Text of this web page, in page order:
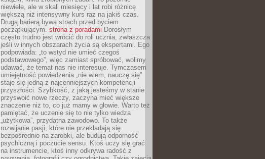
niewiele, ale w skali miesięcy i lat robi różnicę
większą niż intensywny kurs raz na jakiś czas.
Drugą barierą bywa strach przed byciem
początkującym. strona z poradami Dorosłym
często trudno jest wrócić do roli ucznia, zwłaszcza
jeśli w innych obszarach życia są ekspertami. Ego
podpowiada: „to wstyd nie umieć czegoś
podstawowego”, więc zamiast spróbować, wolimy
udawać, że temat nas nie interesuje. Tymczasem
umiejętność powiedzenia „nie wiem, nauczę się”
staje się jedną z najcenniejszych kompetencji
przyszłości. Szybkość, z jaką jesteśmy w stanie
przyswoić nowe rzeczy, zaczyna mieć większe
znaczenie niż to, co już mamy w głowie. Warto też
pamiętać, że uczenie się to nie tylko wiedza
„użytkowa”, przydatna zawodowo. To także
rozwijanie pasji, które nie przekładają się
bezpośrednio na zarobki, ale budują odporność
psychiczną i poczucie sensu. Ktoś uczy się grać
na instrumencie, ktoś inny odkrywa radość z